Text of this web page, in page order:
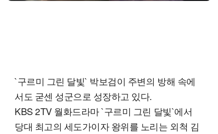
`구르미 그린 달빛` 박보검이 주변의 방해 속에
서도 굳센 성군으로 성장하고 있다.
KBS 2TV 월화드라마 `구르미 그린 달빛`에서
당대 최고의 세도가이자 왕위를 노리는 외척 김